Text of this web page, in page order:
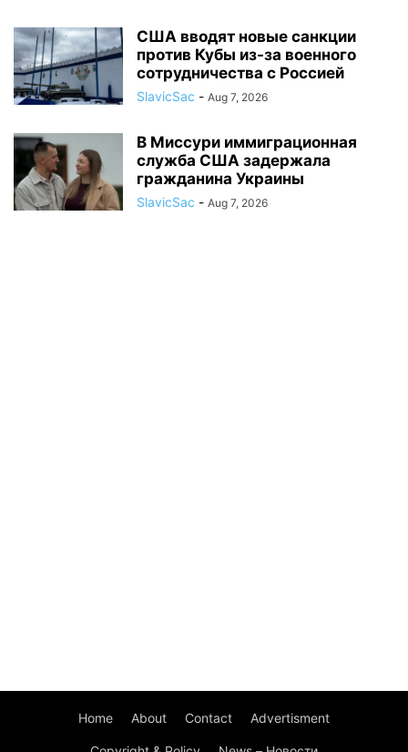
США вводят новые санкции
против Кубы из-за военного
сотрудничества с Россией
SlavicSac - Aug 7, 2026
В Миссури иммиграционная
служба США задержала
гражданина Украины
SlavicSac - Aug 7, 2026
Home About Contact Advertisment